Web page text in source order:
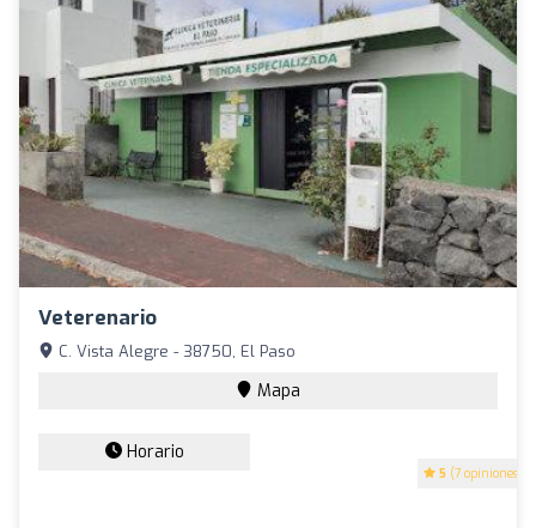
Veterenario
5 (7 opiniones)
C. Vista Alegre - 38750, El Paso
Mapa
Horario